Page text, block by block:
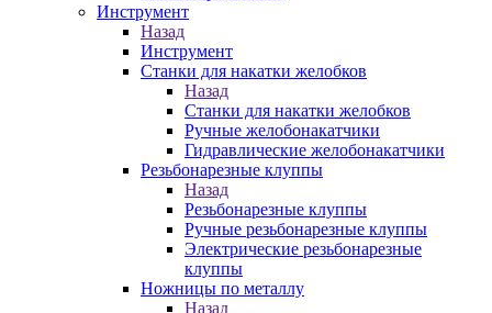
Инструмент
Назад
Инструмент
Станки для накатки желобков
Назад
Станки для накатки желобков
Ручные желобонакатчики
Гидравлические желобонакатчики
Резьбонарезные клуппы
Назад
Резьбонарезные клуппы
Ручные резьбонарезные клуппы
Электрические резьбонарезные
клуппы
Ножницы по металлу
Назад